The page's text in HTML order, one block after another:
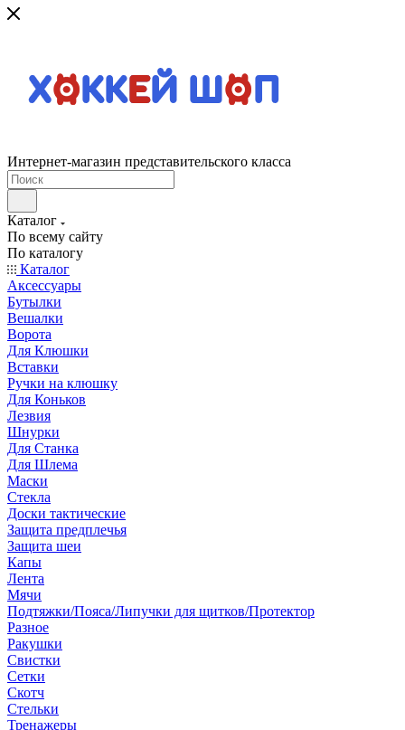
Интернет-магазин представительского класса
Каталог
По всему сайту
По каталогу
Каталог
Аксессуары
Бутылки
Вешалки
Ворота
Для Клюшки
Вставки
Ручки на клюшку
Для Коньков
Лезвия
Шнурки
Для Станка
Для Шлема
Маски
Стекла
Доски тактические
Защита предплечья
Защита шеи
Капы
Лента
Мячи
Подтяжки/Пояса/Липучки для щитков/Протектор
Разное
Ракушки
Свистки
Сетки
Скотч
Стельки
Тренажеры